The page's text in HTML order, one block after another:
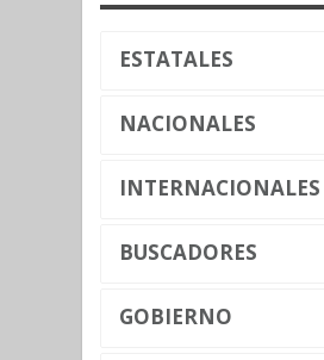
ESTATALES
NACIONALES
INTERNACIONALES
BUSCADORES
GOBIERNO